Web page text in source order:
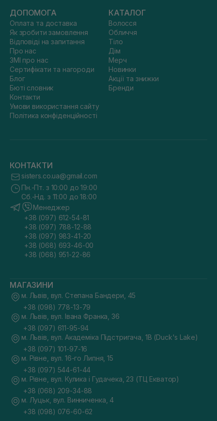
ДОПОМОГА
Оплата та доставка
Як зробити замовлення
Відповіді на запитання
Про нас
ЗМІ про нас
Сертифікати та нагороди
Блог
Бюті словник
Контакти
Умови використання сайту
Політика конфіденційності
КАТАЛОГ
Волосся
Обличчя
Тіло
Дім
Мерч
Новинки
Акції та знижки
Бренди
КОНТАКТИ
sisters.co.ua@gmail.com
Пн.-Пт. з 10:00 до 19:00
Сб.-Нд. з 11:00 до 18:00
Менеджер
+38 (097) 612-54-81
+38 (097) 788-12-88
+38 (097) 983-41-20
+38 (068) 693-46-00
+38 (068) 951-22-86
МАГАЗИНИ
м. Львів, вул. Степана Бандери, 45
+38 (098) 778-13-79
м. Львів, вул. Івана Франка, 36
+38 (097) 611-95-94
м. Львів, вул. Академіка Підстригача, 1В (Duck's Lake)
+38 (097) 101-97-16
м. Рівне, вул. 16-го Липня, 15
+38 (097) 544-61-44
м. Рівне, вул. Кулика і Гудачека, 23 (ТЦ Екватор)
+38 (068) 209-34-88
м. Луцьк, вул. Винниченка, 4
+38 (098) 076-60-62